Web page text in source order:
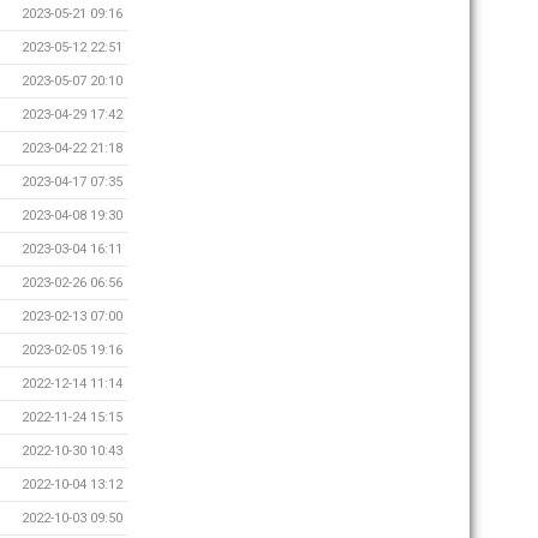
2023-05-21 09:16
2023-05-12 22:51
2023-05-07 20:10
2023-04-29 17:42
2023-04-22 21:18
2023-04-17 07:35
2023-04-08 19:30
2023-03-04 16:11
2023-02-26 06:56
2023-02-13 07:00
2023-02-05 19:16
2022-12-14 11:14
2022-11-24 15:15
2022-10-30 10:43
2022-10-04 13:12
2022-10-03 09:50